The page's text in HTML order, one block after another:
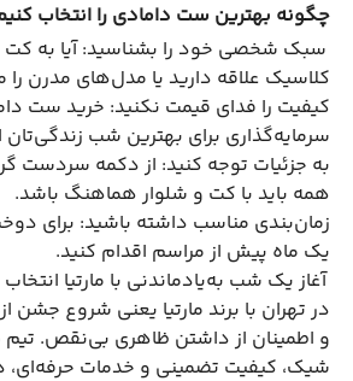
چگونه بهترین ست دامادی را انتخاب
سبک شخصی خود را بشناسید: آیا به کت
کلاسیک علاقه دارید یا مدل‌های مدرن
کیفیت را فدای قیمت نکنید: خرید ست
سرمایه‌گذاری برای بهترین شب
به جزئیات توجه کنید: از دکمه سردست
همه باید با کت و شلوار هماهنگ باشد.
زمان‌بندی مناسب داشته باشید: برای
یک ماه پیش از مراسم اقدام کنید.
آغاز یک شب به‌یادماندنی با مارتیا
در تهران با برند مارتیا یعنی شروع جشن
و اطمینان از داشتن ظاهری بی‌نقص. تیم
شیک، کیفیت تضمینی و خدمات حرفه‌ای،